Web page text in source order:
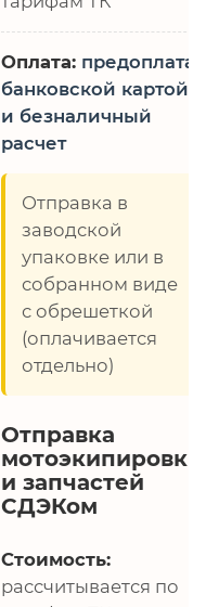
Оплата: предоплата,
банковской картой
и безналичный
расчет
Отправка в
заводской
упаковке или в
собранном виде
с обрешеткой
(оплачивается
отдельно)
Отправка
мотоэкипировки
и запчастей
СДЭКом
Стоимость:
рассчитывается по